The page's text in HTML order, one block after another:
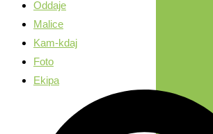
Oddaje
Malice
Kam-kdaj
Foto
Ekipa